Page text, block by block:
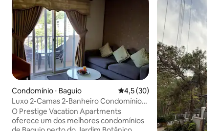
Condomínio ⋅ Baguio 4,5 de uma avaliação média
4,5 (30)
Luxo 2-Camas 2-Banheiro Condomínio
(1) (Jardim Botânico)
O Prestige Vacation Apartments
oferece um dos melhores condomínios